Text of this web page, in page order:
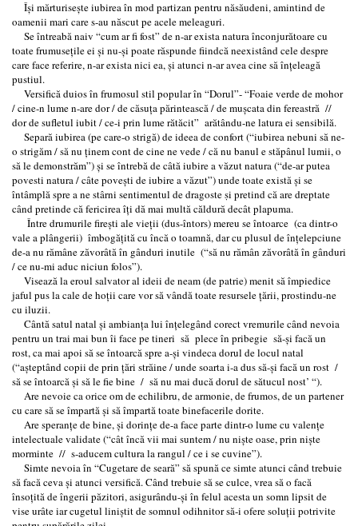
Îşi mărturiseşte iubirea în mod partizan pentru năsăudeni, amintind de
oamenii mari care s-au născut pe acele meleaguri.
Se întreabă naiv “cum ar fi fost” de n-ar exista natura înconjurătoare cu
toate frumuseţile ei şi nu-şi poate răspunde fiindcă neexistând cele despre
care face referire, n-ar exista nici ea, şi atunci n-ar avea cine să înţeleagă
pustiul.
Versifică duios în frumosul stil popular în “Dorul”- “Foaie verde de mohor
/ cine-n lume n-are dor / de căsuţa părintească / de muşcata din fereastră //
dor de sufletul iubit / ce-i prin lume rătăcit” arătându-ne latura ei sensibilă.
Separă iubirea (pe care-o strigă) de ideea de confort (“iubirea nebuni să ne-
o strigăm / să nu ţinem cont de cine ne vede / că nu banul e stăpânul lumii, o
să le demonstrăm”) şi se întrebă de câtă iubire a văzut natura (“de-ar putea
povesti natura / câte poveşti de iubire a văzut”) unde toate există şi se
întâmplă spre a ne stârni sentimentul de dragoste ṣi pretind că are dreptate
când pretinde că fericirea îţi dă mai multă căldură decât plapuma.
Între drumurile fireşti ale vieţii (dus-întors) mereu se întoarce (ca dintr-o
vale a plângerii) îmbogăţită cu încă o toamnă, dar cu plusul de înţelepciune
de-a nu rămâne zăvorâtă în gânduri inutile (“să nu rămân zăvorâtă în gânduri
/ ce nu-mi aduc niciun folos”).
Visează la eroul salvator al ideii de neam (de patrie) menit să împiedice
jaful pus la cale de hoţii care vor să vândă toate resursele ţării, prostindu-ne
cu iluzii.
Cântă satul natal şi ambianţa lui înţelegând corect vremurile când nevoia
pentru un trai mai bun îi face pe tineri să plece în pribegie să-şi facă un
rost, ca mai apoi să se întoarcă spre a-şi vindeca dorul de locul natal
(“aşteptând copii de prin ţări străine / unde soarta i-a dus să-şi facă un rost /
să se întoarcă şi să le fie bine / să nu mai ducă dorul de sătucul nost’ “).
Are nevoie ca orice om de echilibru, de armonie, de frumos, de un partener
cu care să se împartă şi să împartă toate binefacerile dorite.
Are speranţe de bine, şi dorinţe de-a face parte dintr-o lume cu valenţe
intelectuale validate (“cât încă vii mai suntem / nu nişte oase, prin nişte
morminte // s-aducem cultura la rangul / ce i se cuvine”).
Simte nevoia în “Cugetare de seară” să spună ce simte atunci când trebuie
să facă ceva şi atunci versifică. Când trebuie să se culce, vrea să o facă
însoţită de îngerii păzitori, asigurându-şi în felul acesta un somn lipsit de
vise urâte iar cugetul liniştit de somnul odihnitor să-i ofere soluţii potrivite